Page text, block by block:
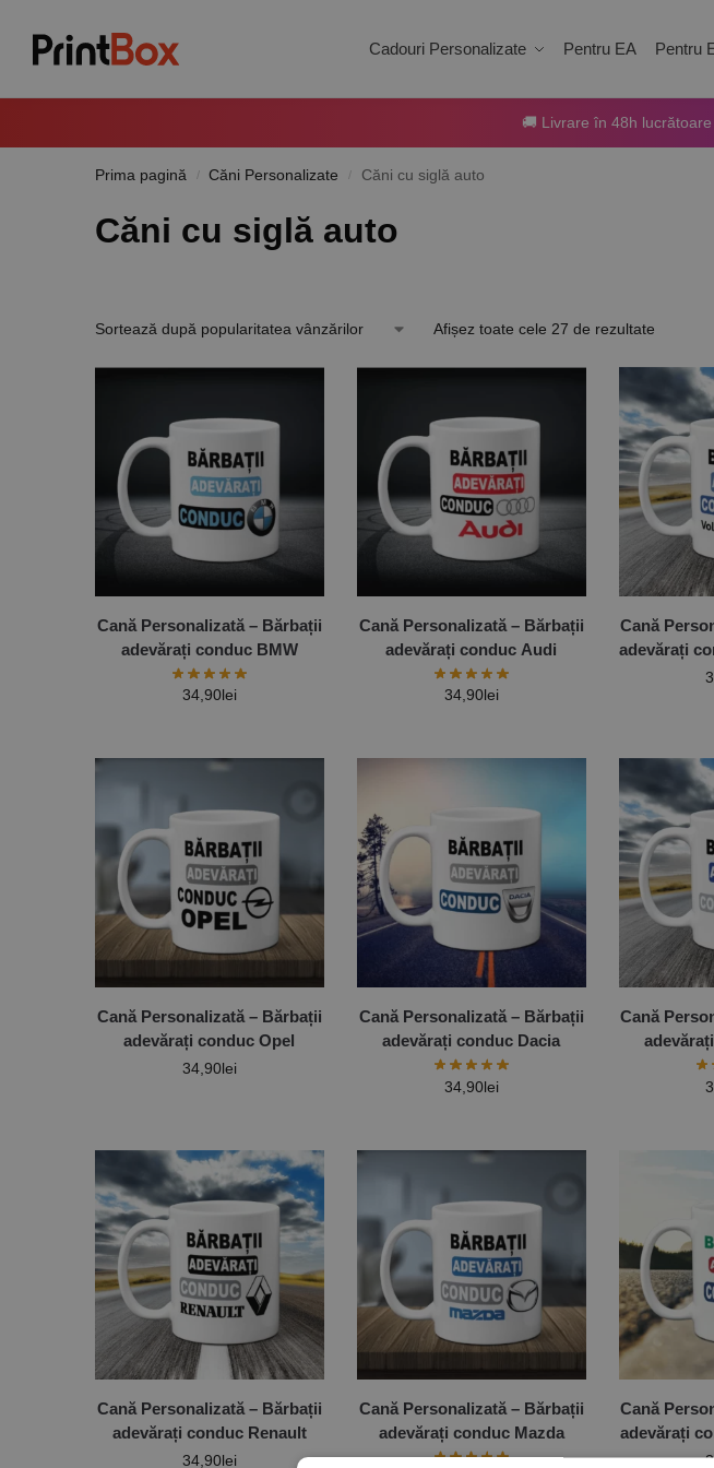
Cadouri Personalizate Pentru EA Pentru
Search
🚚 Livrare în 48h
Prima pagină / Căni Personalizate / Căni cu siglă auto
Căni cu siglă auto
Afișez toate cele 27 de rezultate
Cană Personalizată – Bărbații
adevărați conduc BMW
34,90lei
Cană Personalizată – Bărbații
adevărați conduc Audi
34,90lei
Cană
adevărați
Cană Personalizată – Bărbații
adevărați conduc Opel
34,90lei
Cană Personalizată – Bărbații
adevărați conduc Dacia
34,90lei
Cană
Cană Personalizată – Bărbații
adevărați conduc Renault
34,90lei
Cană Personalizată – Bărbații
adevărați conduc Mazda
Cană
adevărați